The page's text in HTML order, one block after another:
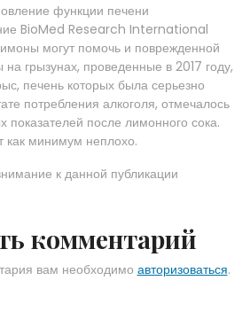
функции печени
BioMed Research International
могут помочь и поврежденной
грызунах, проведенные в 2017 году,
печень которых была серьезно
потребления алкоголя, отмечалось
показателей после лимонного сока.
как минимум неплохо.
к данной публикации
комментарий
вам необходимо авторизоваться.